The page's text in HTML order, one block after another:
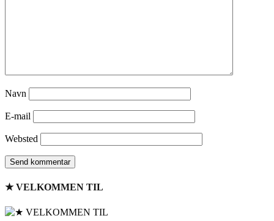
Navn
E-mail
Websted
★ VELKOMMEN TIL